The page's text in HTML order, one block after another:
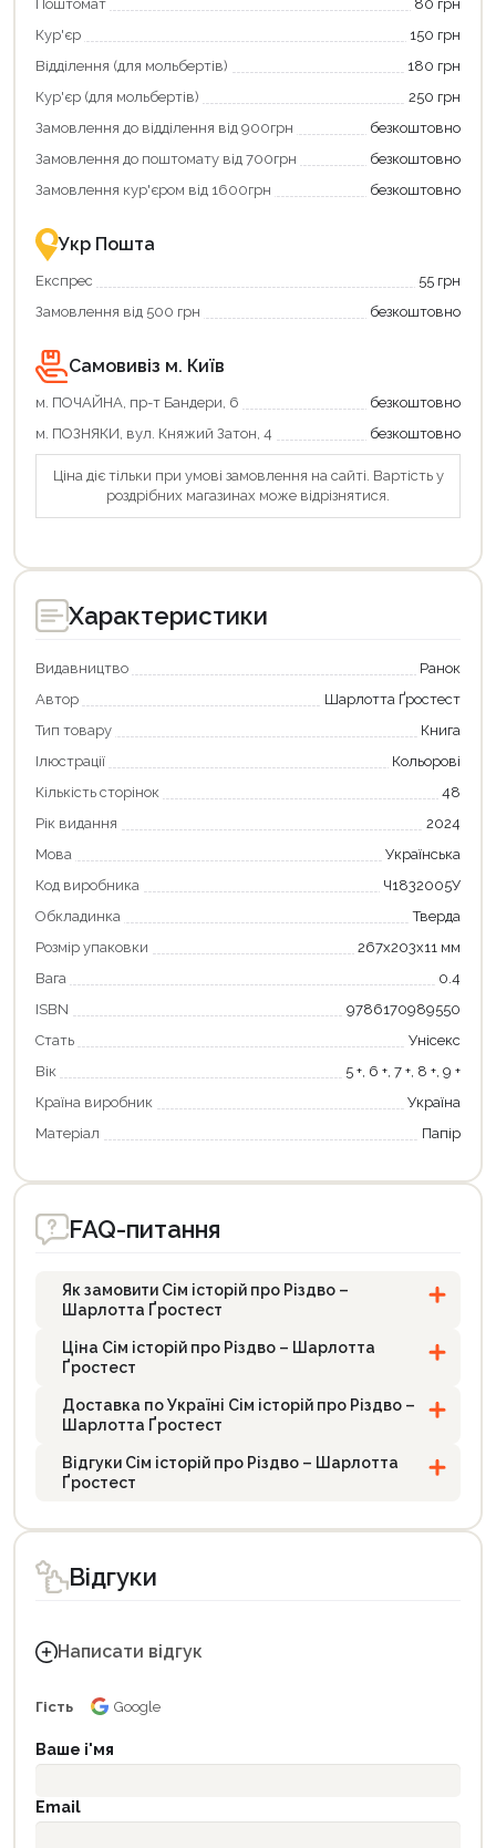
Поштомат
80 грн
Кур'єр
150 грн
Відділення (для мольбертів)
180 грн
Кур'єр (для мольбертів)
250 грн
Замовлення до відділення від 900грн
безкоштовно
Замовлення до поштомату від 700грн
безкоштовно
Замовлення кур'єром від 1600грн
безкоштовно
Укр Пошта
Експрес
55 грн
Замовлення від 500 грн
безкоштовно
Самовивіз м. Київ
м. ПОЧАЙНА, пр-т Бандери, 6
безкоштовно
м. ПОЗНЯКИ, вул. Княжий Затон, 4
безкоштовно
Ціна діє тільки при умові замовлення на сайті. Вартість у
роздрібних магазинах може відрізнятися.
Характеристики
Видавництво
Ранок
Автор
Шарлотта Ґростест
Тип товару
Книга
Ілюстрації
Кольорові
Кількість сторінок
48
Рік видання
2024
Мова
Українська
Код виробника
Ч1832005У
Обкладинка
Тверда
Розмір упаковки
267x203x11 мм
Вага
0.4
ISBN
9786170989550
Стать
Унісекс
Вік
5 +, 6 +, 7 +, 8 +, 9 +
Країна виробник
Україна
Матеріал
Папір
FAQ-питання
Як замовити Сім історій про Різдво –
Шарлотта Ґростест
Ціна Сім історій про Різдво – Шарлотта
Ґростест
Доставка по Україні Сім історій про Різдво –
Шарлотта Ґростест
Відгуки Сім історій про Різдво – Шарлотта
Ґростест
Відгуки
Написати відгук
Гість Google
Ваше і'мя
Email
Продовжити покупки
Оформити замовлення